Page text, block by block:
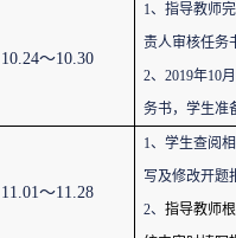
10.24～10.30
1、指导教师
责人审核任务
2、 2019年10月
务书，学生准
11.01～11.28
1、学生查阅
写及修改开题
2、 指导教师